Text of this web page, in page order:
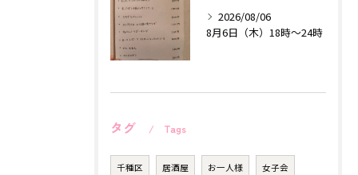
2026/08/06
8月6日（木）18時〜24時
タグ Tags
千種区 居酒屋 お一人様 女子会